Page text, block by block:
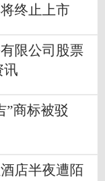
终止上市
限公司股票
讯
”商标被驳
店半夜遭陌